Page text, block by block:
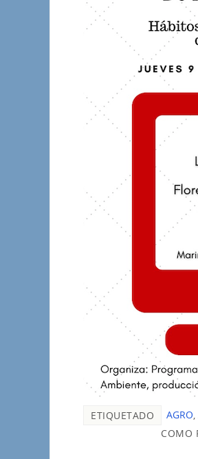
ETIQUETADO AGRO
COMO